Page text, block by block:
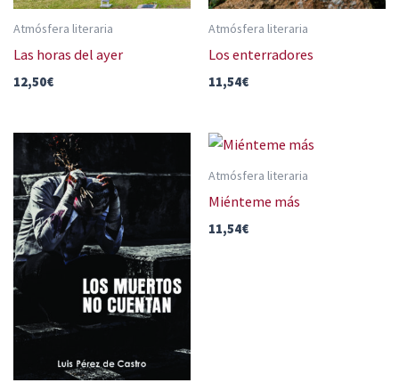
Atmósfera literaria
Las horas del ayer
12,50€
Atmósfera literaria
Los enterradores
11,54€
Atmósfera literaria
Miénteme más
11,54€